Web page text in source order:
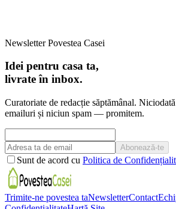
Newsletter Povestea Casei
Idei pentru casa ta,
livrate în inbox.
Curatoriate de redacție săptămânal.
emailuri și niciun spam — promitem.
Abonează-te
Sunt de acord cu Politica de
Trimite-ne povestea taNewsletterContact